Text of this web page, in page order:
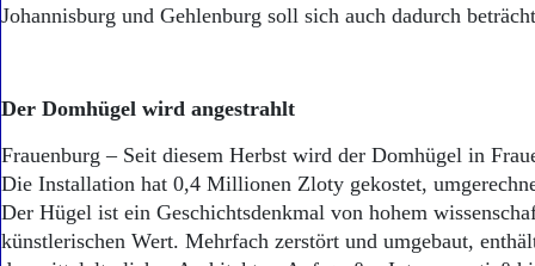
Johannisburg und Gehlenburg soll sich auch dadurch
Der Domhügel wird angestrahlt
Frauenburg – Seit diesem Herbst wird der Domhügel in
Die Installation hat 0,4 Millionen Zloty gekostet,
Der Hügel ist ein Geschichtsdenkmal von hohem
künstlerischen Wert. Mehrfach zerstört und umgebaut,